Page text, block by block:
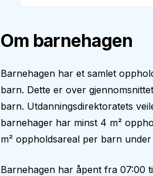
Om barnehagen
Barnehagen har et samlet
barn. Dette er over
barn. Utdanningsdirektoratets
barnehager har minst 4 m²
m² oppholdsareal per barn under
Barnehagen har åpent fra 07:00